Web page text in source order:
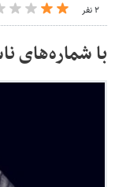
۲ نفر
با شماره‌های